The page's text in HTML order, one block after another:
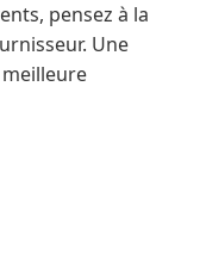
pensez à la
Une